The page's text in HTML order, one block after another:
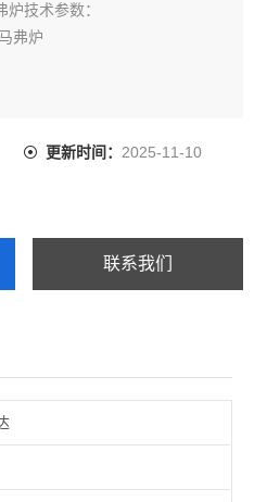
炉技术参数：
弗炉
更新时间： 2025-11-10
联系我们